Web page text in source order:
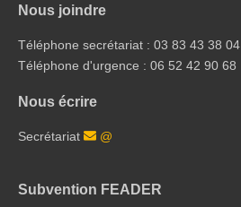
Nous joindre
Téléphone secrétariat : 03 83 43 38 04
Téléphone d'urgence : 06 52 42 90 68
Nous écrire
Secrétariat @
Subvention FEADER